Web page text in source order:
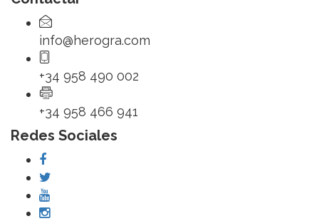
info@herogra.com
+34 958 490 002
+34 958 466 941
Redes Sociales